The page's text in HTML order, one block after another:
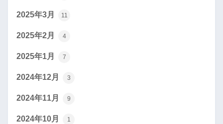
2025年3月 11
2025年2月 4
2025年1月 7
2024年12月 3
2024年11月 9
2024年10月 1